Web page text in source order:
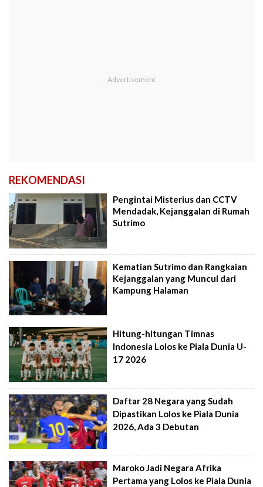
REKOMENDASI
Pengintai Misterius dan CCTV
Mendadak, Kejanggalan di Rumah
Sutrimo
Kematian Sutrimo dan Rangkaian
Kejanggalan yang Muncul dari
Kampung Halaman
Hitung-hitungan Timnas
Indonesia Lolos ke Piala Dunia U-
17 2026
Daftar 28 Negara yang Sudah
Dipastikan Lolos ke Piala Dunia
2026, Ada 3 Debutan
Maroko Jadi Negara Afrika
Pertama yang Lolos ke Piala Dunia